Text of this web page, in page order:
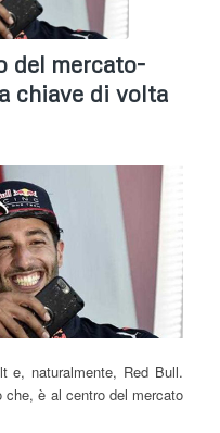
del mercato-
chiave di volta
e, naturalmente, Red Bull.
che, è al centro del mercato